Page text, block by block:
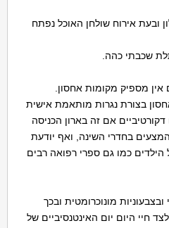
ובעת אירוח שולחן האוכל נפתח
שכבתי כהה.
מספיק מקומות אחסון.
בצורת נגרות מותאמת אישית
אם זה בארון הכניסה
בחדרי השינה, ואף יודעת
כמו גם ספרי רפואה רבים
מונוכרומטית ובכך
חיי היום יום האינטנסיביים של